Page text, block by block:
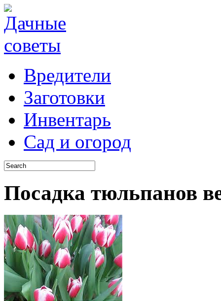
Вредители
Заготовки
Инвентарь
Сад и огород
Посадка тюльпанов